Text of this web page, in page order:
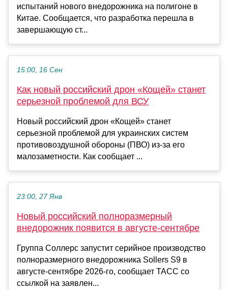
испытаний нового внедорожника на полигоне в
Китае. Сообщается, что разработка перешла в
завершающую ст...
15:00, 16 Сен
Как новый российский дрон «Кощей» станет
серьезной проблемой для ВСУ
Новый российский дрон «Кощей» станет
серьезной проблемой для украинских систем
противовоздушной обороны (ПВО) из-за его
малозаметности. Как сообщает ...
23:00, 27 Янв
Новый российский полноразмерный
внедорожник появится в августе-сентябре
Группа Соллерс запустит серийное производство
полноразмерного внедорожника Sollers S9 в
августе-сентябре 2026-го, сообщает ТАСС со
ссылкой на заявлен...